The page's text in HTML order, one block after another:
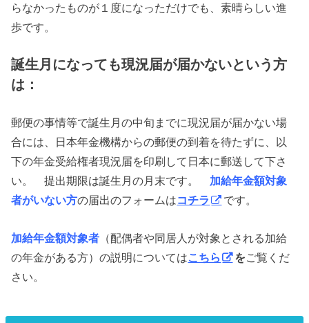
らなかったものが１度になっただけでも、素晴らしい進
歩です。
誕生月になっても現況届が届かないという方
は：
郵便の事情等で誕生月の中旬までに現況届が届かない場
合には、日本年金機構からの郵便の到着を待たずに、以
下の年金受給権者現況届を印刷して日本に郵送して下さ
い。 提出期限は誕生月の月末です。 加給年金額対象
者がいない方の届出のフォームはコチラ です。
加給年金額対象者 （配偶者や同居人が対象とされる加給
の年金がある方）の説明についてはこちら を ご覧くだ
さい。